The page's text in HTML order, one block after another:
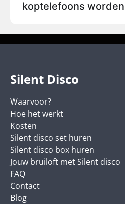
koptelefoons
Silent Disco
Waarvoor?
Hoe het werkt
Kosten
Silent disco set huren
Silent disco box huren
Jouw bruiloft met Silent disco
FAQ
Contact
Blog